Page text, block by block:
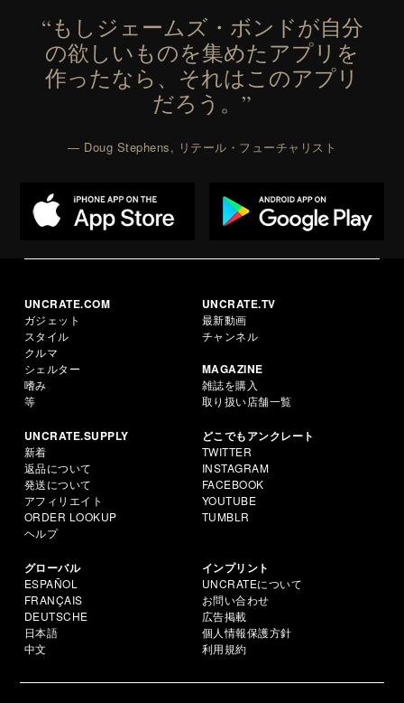
“もしジェームズ・ボンドが自分
の欲しいものを集めたアプリを
作ったなら、それはこのアプリ
だろう。”
— Doug Stephens, リテール・フューチャリスト
UNCRATE.COM
ガジェット
スタイル
クルマ
シェルター
嗜み
等
UNCRATE.TV
最新動画
チャンネル
MAGAZINE
雑誌を購入
取り扱い店舗一覧
UNCRATE.SUPPLY
新着
返品について
発送について
アフィリエイト
ORDER LOOKUP
ヘルプ
どこでもアンクレート
TWITTER
INSTAGRAM
FACEBOOK
YOUTUBE
TUMBLR
グローバル
ESPAÑOL
FRANÇAIS
DEUTSCHE
日本語
中文
インプリント
UNCRATEについて
お問い合わせ
広告掲載
個人情報保護方針
利用規約